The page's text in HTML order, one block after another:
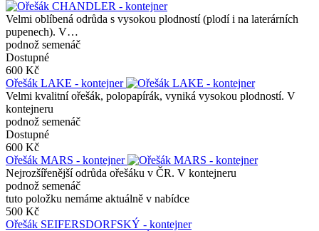
Velmi oblíbená odrůda s vysokou plodností (plodí i na laterárních
pupenech). V…
podnož semenáč
Dostupné
600 Kč
Ořešák LAKE - kontejner
Velmi kvalitní ořešák, polopapírák, vyniká vysokou plodností. V
kontejneru
podnož semenáč
Dostupné
600 Kč
Ořešák MARS - kontejner
Nejrozšířenější odrůda ořešáku v ČR. V kontejneru
podnož semenáč
tuto položku nemáme aktuálně v nabídce
500 Kč
Ořešák SEIFERSDORFSKÝ - kontejner